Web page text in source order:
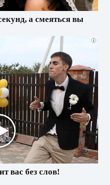
а смеяться вы
i
вас без слов!